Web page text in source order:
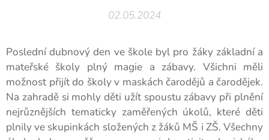
02.05.2024
Poslední dubnový den ve škole byl pro žáky základní a
mateřské školy plný magie a zábavy. Všichni měli
možnost přijít do školy v maskách čarodějů a čarodějek.
Na zahradě si mohly děti užít spoustu zábavy při plnění
nejrůznějších tematicky zaměřených úkolů, které děti
plnily ve skupinkách složených z žáků MŠ i ZŠ. Všechny